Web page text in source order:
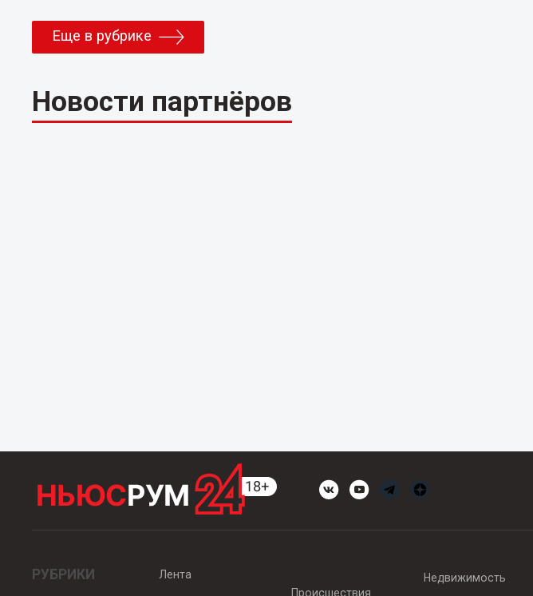
Еще в рубрике
Новости партнёров
РУБРИКИ
Лента
Происшествия
Недвижимость